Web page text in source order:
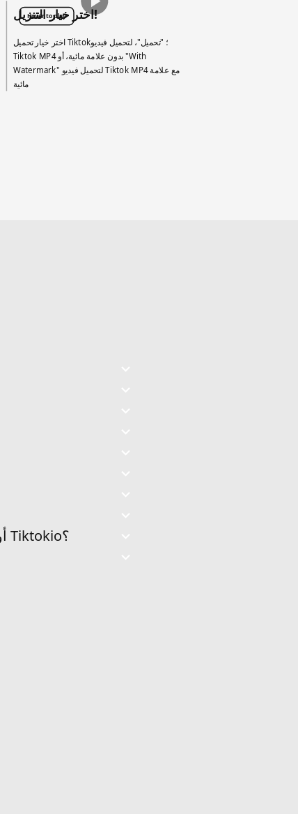
Hover to play اختر خيار التنزيل!
اختر خيار تحميل Tiktok؛ "تحميل"، لتحميل فيديو
Tiktok MP4 بدون علامة مائية، أو "With
Watermark" لتحميل فيديو Tiktok MP4 مع علامة
مائية
هل هناك حد لعدد مقاطع فيديو TikTok التي يمكنني تنزيلها باستخدام VidGap.com أو Tiktokio؟